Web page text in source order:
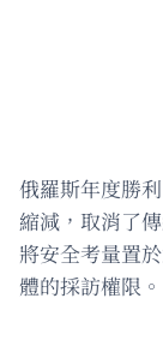
俄羅斯年度勝
縮減，取消了
將安全考量置
體的採訪權限。